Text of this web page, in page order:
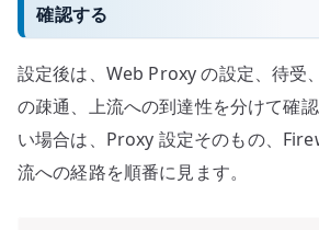
確認する
設定後は、Web Proxy の設定、待受
の疎通、上流への到達性を分けて確
い場合は、Proxy 設定そのもの、
流への経路を順番に見ます。